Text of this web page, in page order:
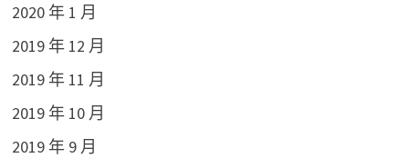
2020 年 1 月
2019 年 12 月
2019 年 11 月
2019 年 10 月
2019 年 9 月